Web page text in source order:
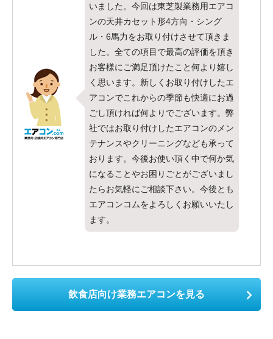
いました。今回は東芝製業務用エアコ
ンの天井カセット形4方向・シング
ル・6馬力をお取り付けさせて頂きま
した。全ての項目で最高の評価を頂き
お客様にご満足頂けたこと何より嬉し
く思います。新しくお取り付けしたエ
アコンでこれからの季節も快適にお過
ごし頂ければ何よりでございます。弊
社ではお取り付けしたエアコンのメン
テナンスやクリーニングなども承って
おります。今後お使い頂く中で何か気
になることやお困りごとがございまし
たらお気軽にご相談下さい。今後とも
エアコンコムをよろしくお願いいたし
ます。
飲食店向け業務エアコンを見る